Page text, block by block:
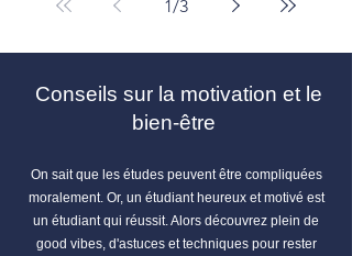
1/3
Conseils sur la motivation et le
bien-être
On sait que les études peuvent être compliquées
moralement. Or, un étudiant heureux et motivé est
un étudiant qui réussit. Alors découvrez plein de
good vibes, d'astuces et techniques pour rester